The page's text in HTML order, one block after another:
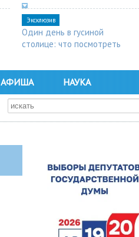
Эксклюзив
Один день в гусиной
столице: что посмотреть
АФИША НАУКА